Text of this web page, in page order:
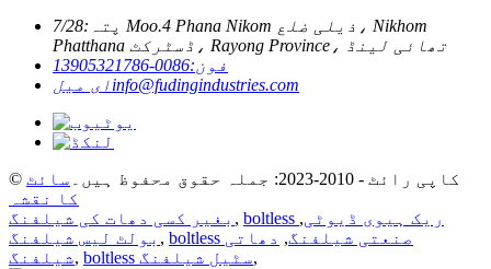
پتہ:7/28 Moo.4 Phana Nikom ذیلی ضلع، Nikhom
Phatthana ڈسٹرکٹ، Rayong Province، تھائی لینڈ
فون:0086-13905321786
ای میلinfo@fudingindustries.com
© کاپی رائٹ - 2010-2023: جملہ حقوق محفوظ ہیں۔
سائٹ
کا نقشہ
بغیر کسی دھات کی شیلفنگ , boltless ریک ہیوی ڈیوٹی,
بولٹ لیس شیلفنگ , boltless صنعتی شیلفنگ, دھاتی
شیلفنگ, boltless سٹیل شیلفنگ,